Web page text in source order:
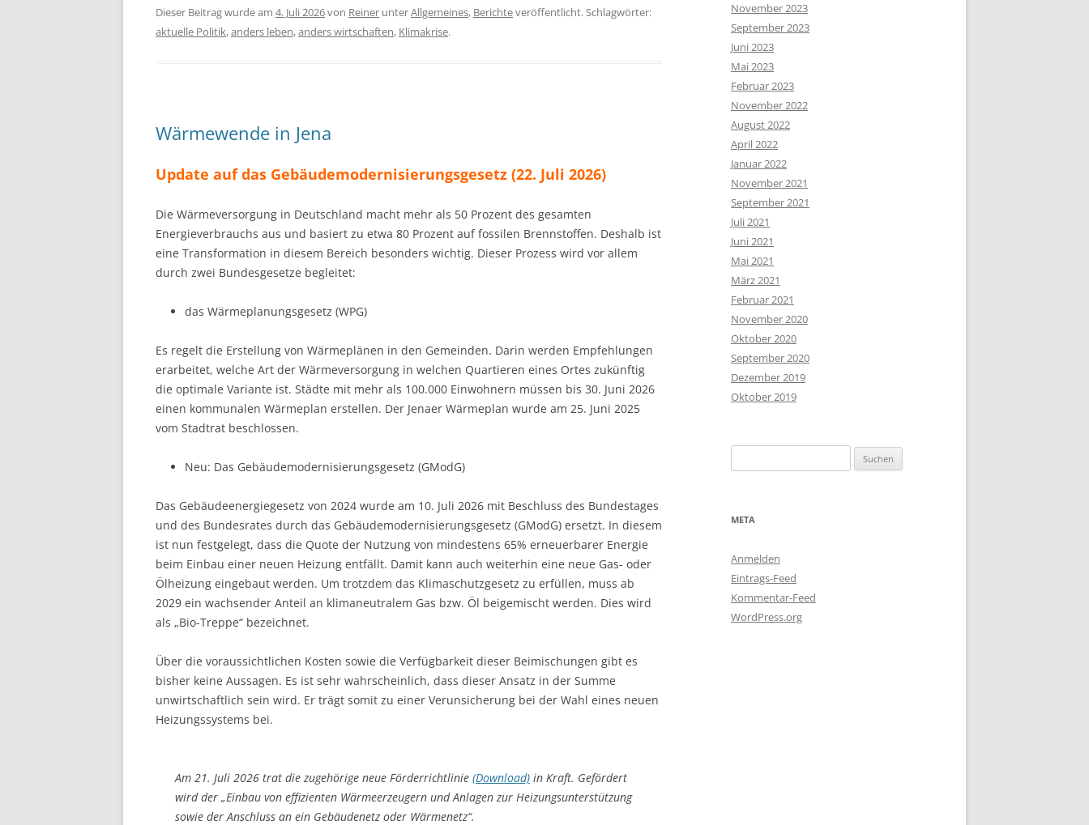
Dieser Beitrag wurde am 4. Juli 2026von Reiner unterAllgemeines, Berichteveröffentlicht. Schlagwörter:
aktuelle Politik,anders leben,anders wirtschaften, Klimakrise.
Wärmewende in Jena
Update auf das Gebäudemodernisierungsgesetz (22. Juli 2026)
Die Wärmeversorgung in Deutschland macht mehr als 50 Prozent des gesamten
Energieverbrauchs aus und basiert zu etwa 80 Prozent auf fossilen Brennstoffen. Deshalb ist
eine Transformation in diesem Bereich besonders wichtig. Dieser Prozess wird vor allem
durch zwei Bundesgesetze begleitet:
das Wärmeplanungsgesetz (WPG)
Es regelt die Erstellung von Wärmeplänen in den Gemeinden. Darin werden Empfehlungen
erarbeitet, welche Art der Wärmeversorgung in welchen Quartieren eines Ortes zukünftig
die optimale Variante ist. Städte mit mehr als 100.000 Einwohnern müssen bis 30. Juni 2026
einen kommunalen Wärmeplan erstellen. Der Jenaer Wärmeplan wurde am 25. Juni 2025
vom Stadtrat beschlossen.
Neu: Das Gebäudemodernisierungsgesetz (GModG)
Das Gebäudeenergiegesetz von 2024 wurde am 10. Juli 2026 mit Beschluss des Bundestages
und des Bundesrates durch das Gebäudemodernisierungsgesetz (GModG) ersetzt. In diesem
ist nun festgelegt, dass die Quote der Nutzung von mindestens 65% erneuerbarer Energie
beim Einbau einer neuen Heizung entfällt. Damit kann auch weiterhin eine neue Gas- oder
Ölheizung eingebaut werden. Um trotzdem das Klimaschutzgesetz zu erfüllen, muss ab
2029 ein wachsender Anteil an klimaneutralem Gas bzw. Öl beigemischt werden. Dies wird
als „Bio-Treppe“ bezeichnet.
Über die voraussichtlichen Kosten sowie die Verfügbarkeit dieser Beimischungen gibt es
bisher keine Aussagen. Es ist sehr wahrscheinlich, dass dieser Ansatz in der Summe
unwirtschaftlich sein wird. Er trägt somit zu einer Verunsicherung bei der Wahl eines neuen
Heizungssystems bei.
Am 21. Juli 2026 trat die zugehörige neue Förderrichtlinie (Download) in Kraft. Gefördert
wird der „Einbau von effizienten Wärmeerzeugern und Anlagen zur Heizungsunterstützung
sowie der Anschluss an ein Gebäudenetz oder Wärmenetz“.
November 2023
September 2023
Juni 2023
Mai 2023
Februar 2023
November 2022
August 2022
April 2022
Januar 2022
November 2021
September 2021
Juli 2021
Juni 2021
Mai 2021
März 2021
Februar 2021
November 2020
Oktober 2020
September 2020
Dezember 2019
Oktober 2019
nach:
META
Anmelden
Eintrags-Feed
Kommentar-Feed
WordPress.org